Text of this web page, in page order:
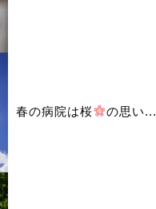
春の病院は桜 の思い...